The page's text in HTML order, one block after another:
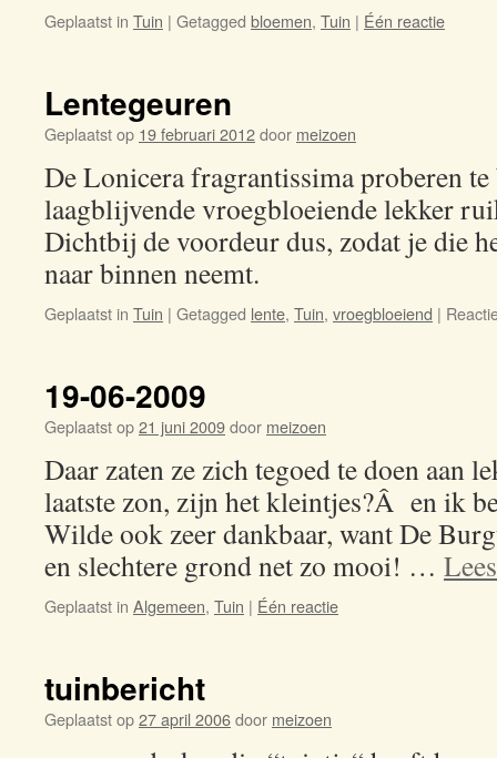
Geplaatst in Tuin | Getagged bloemen, Tuin | Één reactie
Lentegeuren
Geplaatst op 19 februari 2012door meizoen
De Lonicera fragrantissima proberen te
laagblijvende vroegbloeiende lekker
Dichtbij de voordeur dus, zodat je die
naar binnen neemt.
Geplaatst in Tuin | Getagged lente, Tuin, vroegbloeiend |
19-06-2009
Geplaatst op21 juni 2009door meizoen
Daar zaten ze zich tegoed te doen aan
laatste zon, zijn het kleintjes?Â en ik
Wilde ook zeer dankbaar, want De
en slechtere grond net zo mooi! …
Geplaatst in Algemeen, Tuin | Één reactie
tuinbericht
Geplaatst op27 april 2006door meizoen